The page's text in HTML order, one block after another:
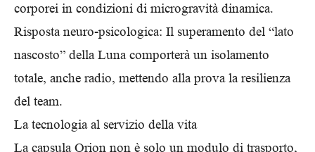
corporei in condizioni di microgravità dinamica.
Risposta neuro-psicologica: Il superamento del “lato
nascosto” della Luna comporterà un isolamento
totale, anche radio, mettendo alla prova la resilienza
del team.
La tecnologia al servizio della vita
La capsula Orion non è solo un modulo di trasporto,